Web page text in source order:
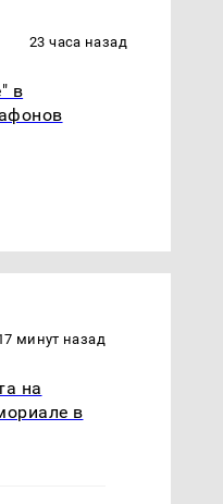
СМИ: В Химках на
23 часа назад
в
минут назад
на
в